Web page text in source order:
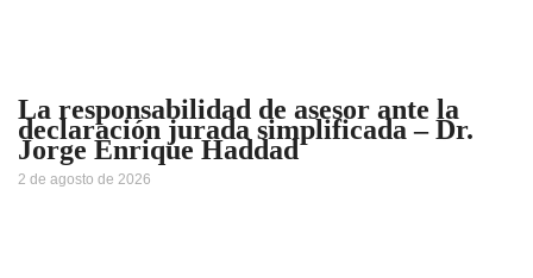
La responsabilidad de asesor ante la
declaración jurada simplificada – Dr.
Jorge Enrique Haddad
2 de agosto de 2026